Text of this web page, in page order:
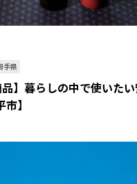
手県
品】暮らしの中で使いた
】